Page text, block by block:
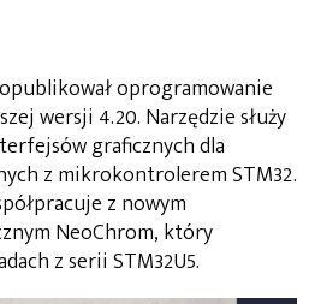
oprogramowanie
wersji 4.20. Narzędzie służy
graficznych dla
z mikrokontrolerem STM32.
z nowym
NeoChrom, który
z serii STM32U5.